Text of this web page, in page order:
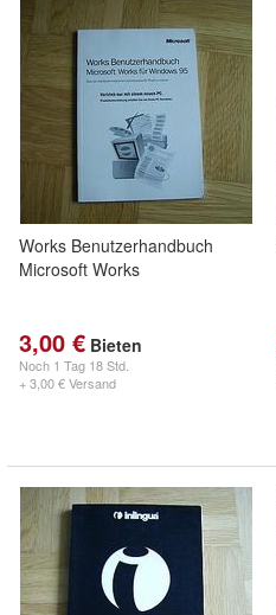
Works Benutzerhandbuch
Microsoft Works
3,00 € Bieten
Noch 1 Tag 18 Std.
+ 3,00 € Versand